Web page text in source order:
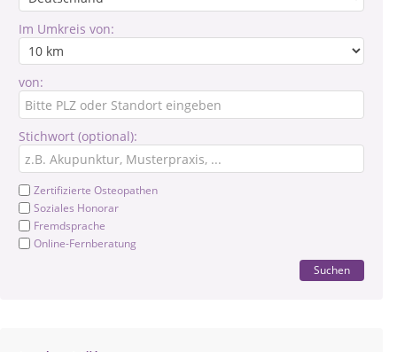
Im Umkreis von:
von:
Stichwort (optional):
Zertifizierte Osteopathen
Soziales Honorar
Fremdsprache
Online-Fernberatung
Suchen